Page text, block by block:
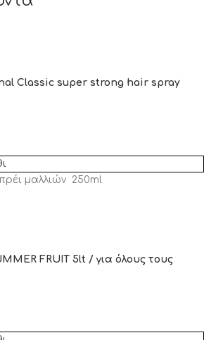
Classic super strong hair spray
μαλλιών 250ml
FRUIT 5lt / για όλους τους